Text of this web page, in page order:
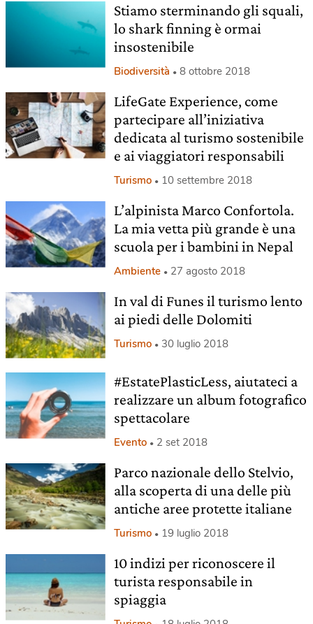
Stiamo sterminando gli squali,
lo shark finning è ormai
insostenibile
Biodiversità 8 ottobre 2018
LifeGate Experience, come
partecipare all’iniziativa
dedicata al turismo sostenibile
e ai viaggiatori responsabili
Turismo 10 settembre 2018
L’alpinista Marco Confortola.
La mia vetta più grande è una
scuola per i bambini in Nepal
Ambiente 27 agosto 2018
In val di Funes il turismo lento
ai piedi delle Dolomiti
Turismo 30 luglio 2018
#EstatePlasticLess, aiutateci a
realizzare un album fotografico
spettacolare
Evento 2 set 2018
Parco nazionale dello Stelvio,
alla scoperta di una delle più
antiche aree protette italiane
Turismo 19 luglio 2018
10 indizi per riconoscere il
turista responsabile in
spiaggia